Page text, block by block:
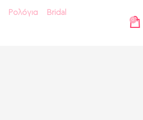
Ρολόγια Bridal
0